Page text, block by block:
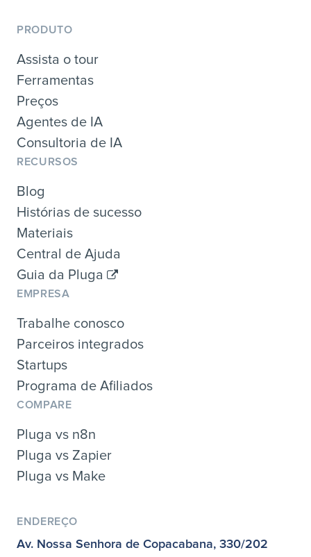
PRODUTO
Assista o tour
Ferramentas
Preços
Agentes de IA
Consultoria de IA
RECURSOS
Blog
Histórias de sucesso
Materiais
Central de Ajuda
Guia da Pluga
EMPRESA
Trabalhe conosco
Parceiros integrados
Startups
Programa de Afiliados
COMPARE
Pluga vs n8n
Pluga vs Zapier
Pluga vs Make
ENDEREÇO
Av. Nossa Senhora de Copacabana, 330/202